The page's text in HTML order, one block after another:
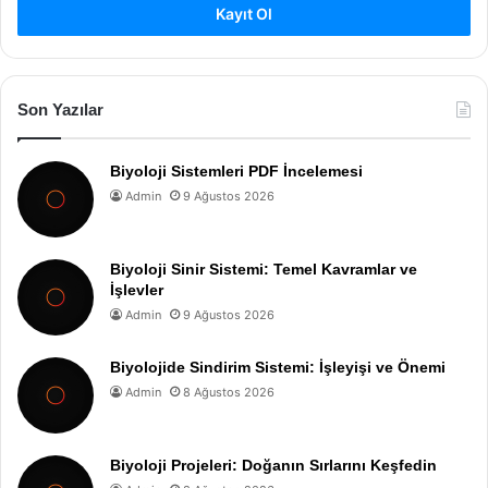
Kayıt Ol
Son Yazılar
Biyoloji Sistemleri PDF İncelemesi
Admin 9 Ağustos 2026
Biyoloji Sinir Sistemi: Temel Kavramlar ve
İşlevler
Admin 9 Ağustos 2026
Biyolojide Sindirim Sistemi: İşleyişi ve Önemi
Admin 8 Ağustos 2026
Biyoloji Projeleri: Doğanın Sırlarını Keşfedin